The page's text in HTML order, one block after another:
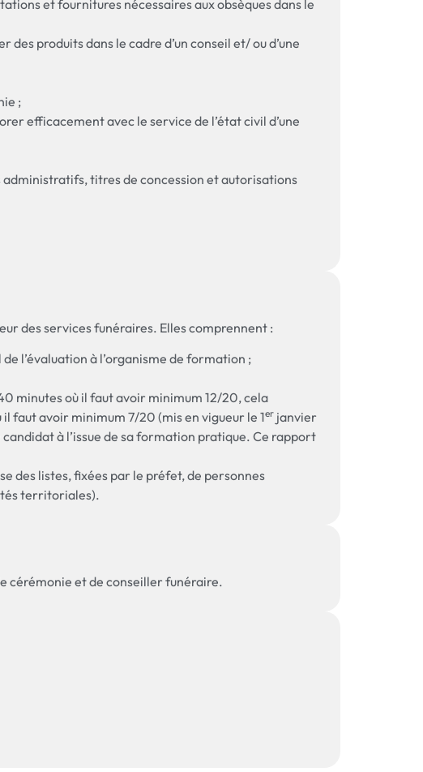
et fournitures nécessaires aux obsèques dans le
produits dans le cadre d’un conseil et/ ou d’une
;
efficacement avec le service de l’état civil d’une
titres de concession et autorisations
des services funéraires. Elles comprennent :
l’évaluation à l’organisme de formation ;
minutes où il faut avoir minimum 12/20, cela
faut avoir minimum 7/20 (mis en vigueur le 1er janvier
à l’issue de sa formation pratique. Ce rapport
des listes, fixées par le préfet, de personnes
territoriales).
cérémonie et de conseiller funéraire.